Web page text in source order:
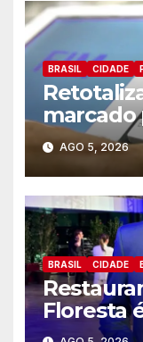
BRASIL CIDADE
marcado
agosto
AGO 5, 2026
BRASIL CIDADE
Floresta
um dos